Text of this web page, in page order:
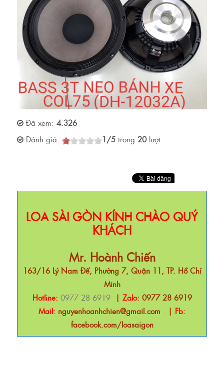
Đã xem: 4.326
Đánh giá:
1/5 trong 20lượt
LOA SÀI GÒN KÍNH CHÀO QUÝ
KHÁCH
Mr. Hoành Chiến
163/16 Lý Nam Đế, Phường 7, Quận 11, TP. Hồ Chí
Minh
Hotline: 0977 28 6919| Zalo: 0977 28 6919
Mail: nguyenhoanhchien@gmail.com | Fb:
facebook.com/loasaigon